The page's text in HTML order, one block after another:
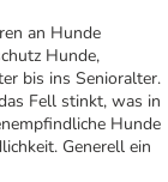
an Hunde
Hunde,
bis ins Senioralter.
Fell stinkt, was in
Hunde
Generell ein